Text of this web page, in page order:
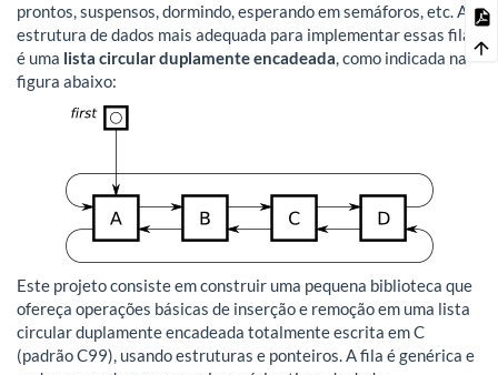
prontos, suspensos, dormindo, esperando em semáforos, etc. A
estrutura de dados mais adequada para implementar essas filas
é uma lista circular duplamente encadeada, como indicada na
figura abaixo:
Este projeto consiste em construir uma pequena biblioteca que
ofereça operações básicas de inserção e remoção em uma lista
circular duplamente encadeada totalmente escrita em C
(padrão C99), usando estruturas e ponteiros. A fila é genérica e